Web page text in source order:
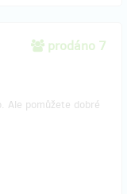
prodáno 7
Ale pomůžete dobré